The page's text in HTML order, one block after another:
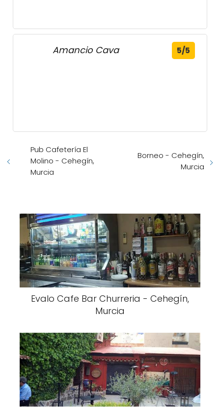
Amancio Cava 5/5
Pub Cafetería El
Molino - Cehegín,
Murcia
Borneo - Cehegín,
Murcia
Evalo Cafe Bar Churreria - Cehegín,
Murcia